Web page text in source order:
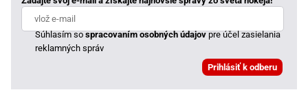
Súhlasím sospracovaním osobných údajovpre účel zasielania
reklamných správ